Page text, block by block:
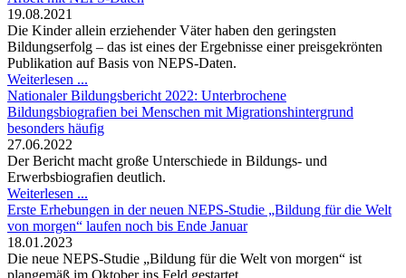
19.08.2021
Die Kinder allein erziehender Väter haben den geringsten
Bildungserfolg – das ist eines der Ergebnisse einer preisgekrönten
Publikation auf Basis von NEPS-Daten.
Weiterlesen ...
Nationaler Bildungsbericht 2022: Unterbrochene
Bildungsbiografien bei Menschen mit Migrationshintergrund
besonders häufig
27.06.2022
Der Bericht macht große Unterschiede in Bildungs- und
Erwerbsbiografien deutlich.
Weiterlesen ...
Erste Erhebungen in der neuen NEPS-Studie „Bildung für die Welt
von morgen“ laufen noch bis Ende Januar
18.01.2023
Die neue NEPS-Studie „Bildung für die Welt von morgen“ ist